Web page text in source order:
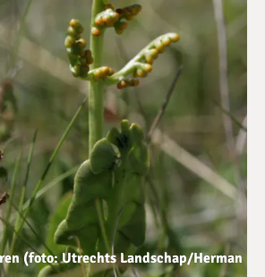
(foto: Utrechts Landschap/Herman